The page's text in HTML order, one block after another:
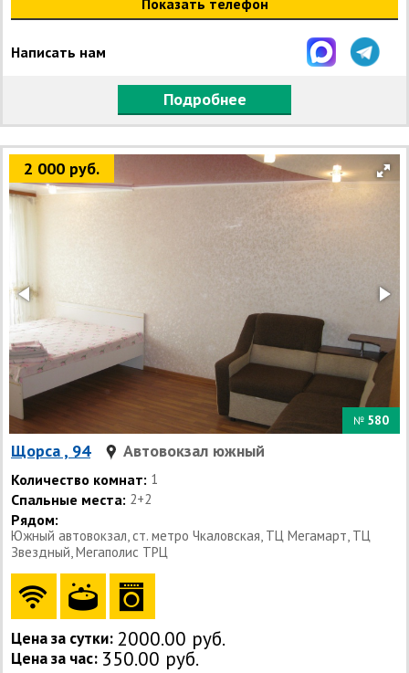
Показать телефон
Написать нам
Подробнее
2 000 руб.
№ 580
Щорса , 94 Автовокзал южный
Количество комнат: 1
Спальные места: 2+2
Рядом:
Южный автовокзал, ст. метро Чкаловская, ТЦ Мегамарт, ТЦ
Звездный, Мегаполис ТРЦ
Цена за сутки: 2000.00 руб.
Цена за час: 350.00 руб.